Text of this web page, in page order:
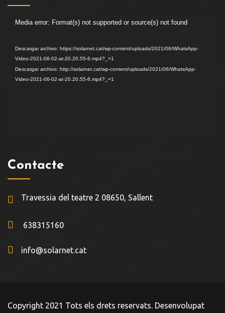
Reproductor
vídeo
Media error: Format(s) not supported or source(s) not found
Descargar archivo: https://solarnet.cat/wp-content/uploads/2021/06/WhatsApp-
Video-2021-06-02-at-20.20.55-6.mp4?_=1
Descargar archivo: http://solarnet.cat/wp-content/uploads/2021/06/WhatsApp-
Video-2021-06-02-at-20.20.55-6.mp4?_=1
Contacte
Travessia del teatre 2 08650, Sallent
638315160
info@solarnet.cat
Copyright 2021 Tots els drets reservats. Desenvolupat